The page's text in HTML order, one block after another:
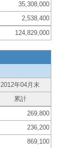
35,308,000
2,538,400
124,829,000
2012年04月末
累計
269,800
236,200
869,100